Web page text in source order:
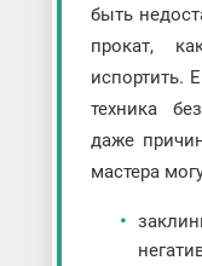
быть
прокат,
испортить.
техника
даже
мастера